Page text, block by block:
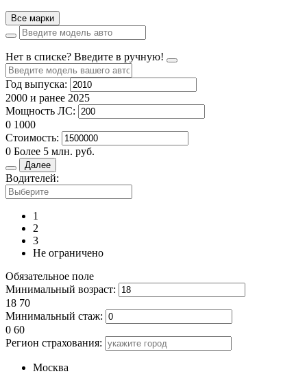
Все марки
Нет в списке? Введите в ручную!
Год выпуска:
2000 и ранее 2025
Мощность ЛС:
0 1000
Стоимость:
0 Более 5 млн. руб.
Далее
Водителей:
1
2
3
Не ограничено
Обязательное поле
Минимальный возраст:
18 70
Минимальный стаж:
0 60
Регион страхования:
Москва